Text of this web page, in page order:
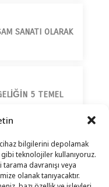
bilgilerini depolamak
teknolojiler kullanıyoruz.
davranışı veya
olanak tanıyacaktır.
SANATI OLARAK
5 TEMEL